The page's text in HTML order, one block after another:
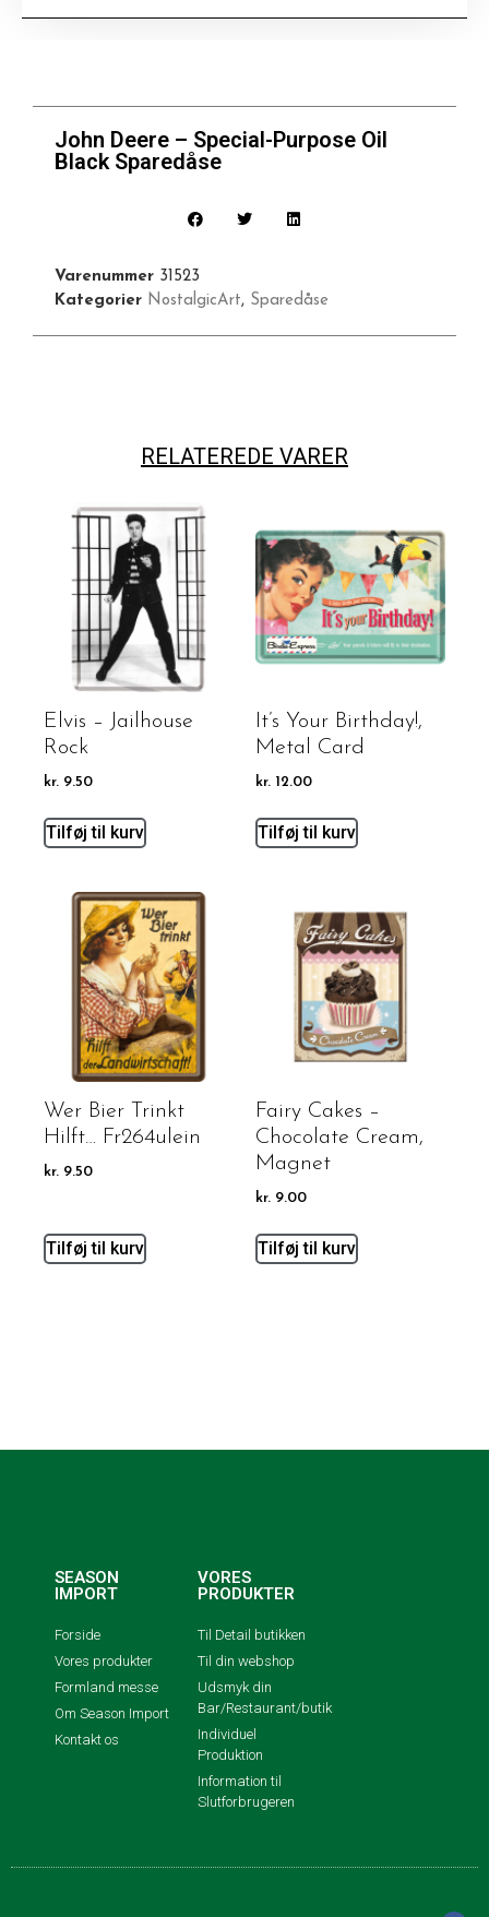
John Deere – Special-Purpose Oil
Black Sparedåse
Varenummer 31523
Kategorier NostalgicArt, Sparedåse
RELATEREDE VARER
Elvis – Jailhouse
Rock
kr. 9.50
Tilføj til kurv
It’s Your Birthday!,
Metal Card
kr. 12.00
Tilføj til kurv
Wer Bier Trinkt
Hilft… Fr264ulein
kr. 9.50
Tilføj til kurv
Fairy Cakes –
Chocolate Cream,
Magnet
kr. 9.00
Tilføj til kurv
SEASON
IMPORT
Forside
Vores produkter
Formland messe
Om Season Import
Kontakt os
VORES
PRODUKTER
Til Detail butikken
Til din webshop
Udsmyk din
Bar/Restaurant/butik
Individuel
Produktion
Information til
Slutforbrugeren